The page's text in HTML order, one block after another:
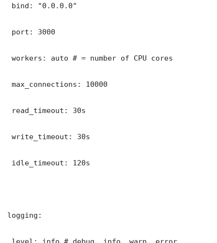
bind: "0.0.0.0"
port: 3000
workers: auto # = number of CPU cores
max_connections: 10000
read_timeout: 30s
write_timeout: 30s
idle_timeout: 120s
logging: